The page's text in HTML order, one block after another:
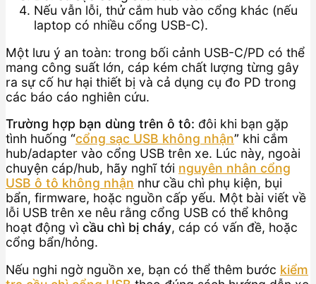
Nếu vẫn lỗi, thử cắm hub vào cổng khác (nếu
laptop có nhiều cổng USB-C).
Một lưu ý an toàn: trong bối cảnh USB-C/PD có thể
mang công suất lớn, cáp kém chất lượng từng gây
ra sự cố hư hại thiết bị và cả dụng cụ đo PD trong
các báo cáo nghiên cứu.
Trường hợp bạn dùng trên ô tô: đôi khi bạn gặp
tình huống “cổng sạc USB không nhận” khi cắm
hub/adapter vào cổng USB trên xe. Lúc này, ngoài
chuyện cáp/hub, hãy nghĩ tới nguyên nhân cổng
USB ô tô không nhận như cầu chì phụ kiện, bụi
bẩn, firmware, hoặc nguồn cấp yếu. Một bài viết về
lỗi USB trên xe nêu rằng cổng USB có thể không
hoạt động vì cầu chì bị cháy, cáp có vấn đề, hoặc
cổng bẩn/hỏng.
Nếu nghi ngờ nguồn xe, bạn có thể thêm bước kiểm